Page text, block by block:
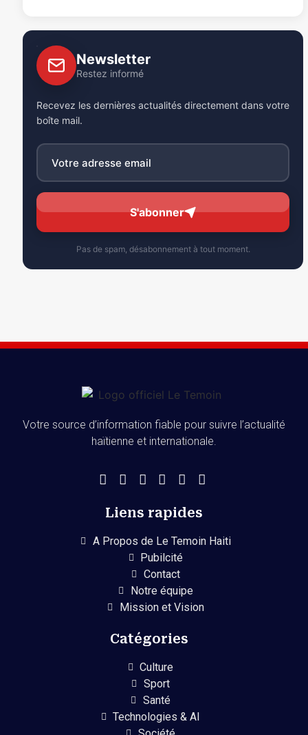
Newsletter
Restez informé
Recevez les dernières actualités directement dans votre
boîte mail.
S'abonner
Pas de spam, désabonnement à tout moment.
Votre source d’information fiable pour suivre l’actualité
haïtienne et internationale.
Liens rapides
A Propos de Le Temoin Haiti
Pubilcité
Contact
Notre équipe
Mission et Vision
Catégories
Culture
Sport
Santé
Technologies & AI